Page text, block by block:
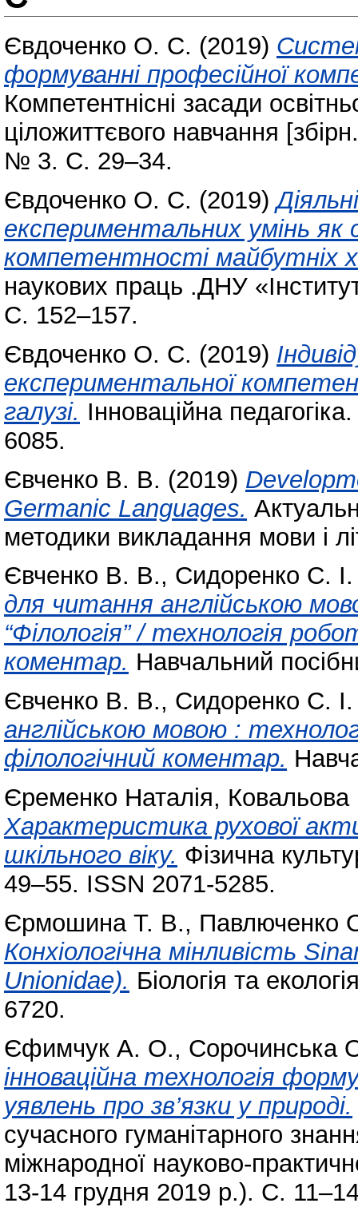
Євдоченко О. С. (2019)
формуванні професійної
Компетентнісні засади
ціложиттєвого навчання
№ 3. С. 29–34.
Євдоченко О. С. (2019)
експериментальних умінь як
компетентності майбутніх
наукових праць .ДНУ
С. 152–157.
Євдоченко О. С. (2019)
експериментальної
галузі. Інноваційна
6085.
Євченко В. В. (2019)
Germanic Languages.
методики викладання мови і
Євченко В. В., Сидоренко С. І.
для читання англійською
“Філологія” / технологія
коментар. Навчальний
Євченко В. В., Сидоренко С. І.
англійською мовою :
філологічний коментар.
Єременко Наталія, Ковальова
Характеристика рухової
шкільного віку. Фізична
49–55. ISSN 2071-5285.
Єрмошина Т. В., Павлюченко
Конхіологічна мінливість
Unionidae). Біологія та
6720.
Єфимчук А. О., Сорочинська
інноваційна технологія
уявлень про зв’язки у природі.
сучасного гуманітарного
міжнародної науково-
13-14 грудня 2019 р.). С.